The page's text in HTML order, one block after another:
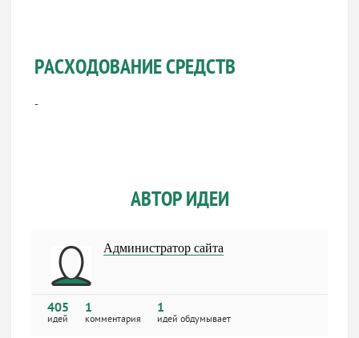
РАСХОДОВАНИЕ СРЕДСТВ
-
АВТОР ИДЕИ
Администратор сайта
405
идей
1
комментария
1
идей обдумывает